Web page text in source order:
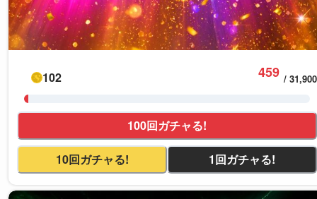
102 459 / 31,900
100回ガチャる!
10回ガチャる! 1回ガチャる!